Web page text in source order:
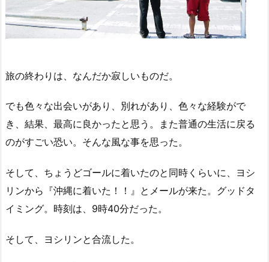
旅の終わりは、なんだか寂しいものだ。
でも色々な出会いがあり、別れがあり、色々な経験がで
き、結果、最高に良かったと思う。また普通の生活に戻る
のがすごい恐い。そんな風な事を思った。
そして、ちょうどゴールに着いたのと同時くらいに、ヨシ
リンから『沖縄に着いた！！』とメールが来た。グッドタ
イミング。時刻は、9時40分だった。
そして、ヨシリンと合流した。